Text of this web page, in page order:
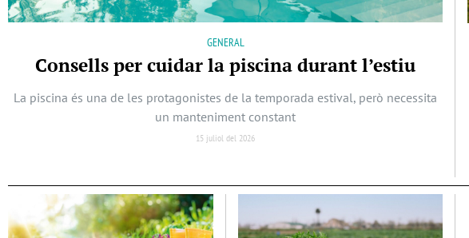
GENERAL
Consells per cuidar la piscina durant l’estiu
La piscina és una de les protagonistes de la temporada estival, però necessita
un manteniment constant
15 juliol del 2026